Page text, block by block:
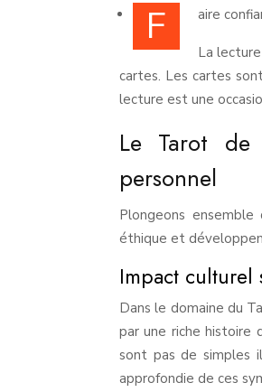
F aire
La
cartes. Les cartes
lecture est une
Le Tarot de
personnel
Plongeons
éthique et
Impact culturel
Dans le domaine du
par une riche histoire
sont pas de simples
approfondie de ces